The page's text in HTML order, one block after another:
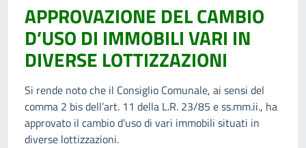
APPROVAZIONE DEL CAMBIO
D’USO DI IMMOBILI VARI IN
DIVERSE LOTTIZZAZIONI
Si rende noto che il Consiglio Comunale, ai sensi del
comma 2 bis dell’art. 11 della L.R. 23/85 e ss.mm.ii., ha
approvato il cambio d’uso di vari immobili situati in
diverse lottizzazioni.